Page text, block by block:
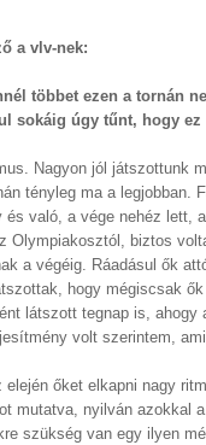
a vlv-nek:
többet ezen a tornán
sokáig úgy tűnt, hogy
Nagyon jól játszottunk
tényleg ma a legjobban.
való, a vége nehéz lett,
Olympiakosztól, biztos
a végéig. Ráadásul ők
hogy mégiscsak
látszott tegnap is, ahogy
volt szerintem,
elején őket elkapni nagy
mutatva, nyilván azokkal a
szükség van egy ilyen